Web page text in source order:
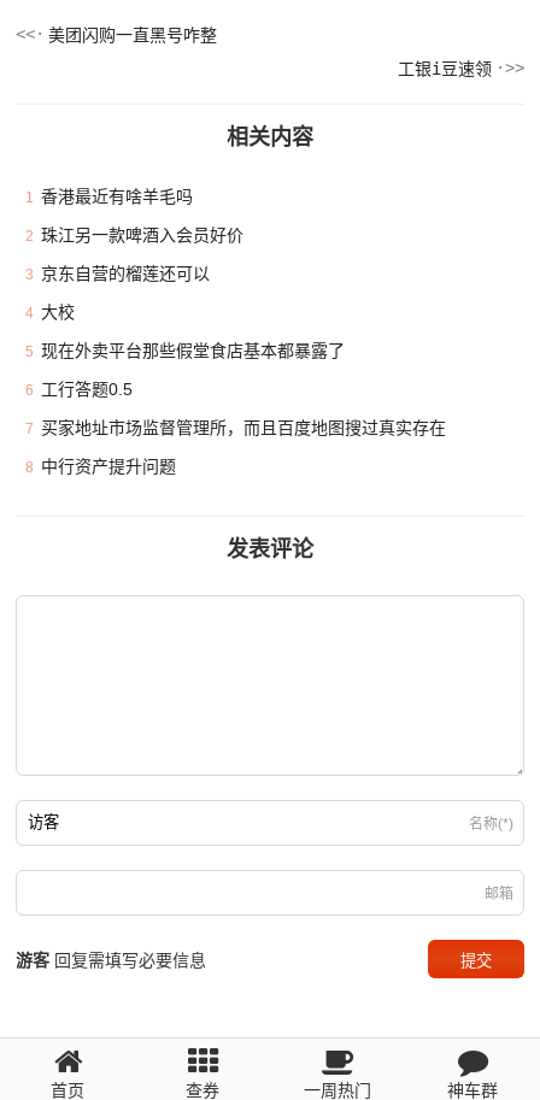
美团闪购一直黑号咋整
工银i豆速领
相关内容
1 香港最近有啥羊毛吗
2 珠江另一款啤酒入会员好价
3 京东自营的榴莲还可以
4 大校
5 现在外卖平台那些假堂食店基本都暴露了
6 工行答题0.5
7 买家地址市场监督管理所，而且百度地图搜过真实存在
8 中行资产提升问题
发表评论
名称(*)
邮箱
游客 回复需填写必要信息
粤ICP备2023110056号
首页 查券 一周热门 神车群